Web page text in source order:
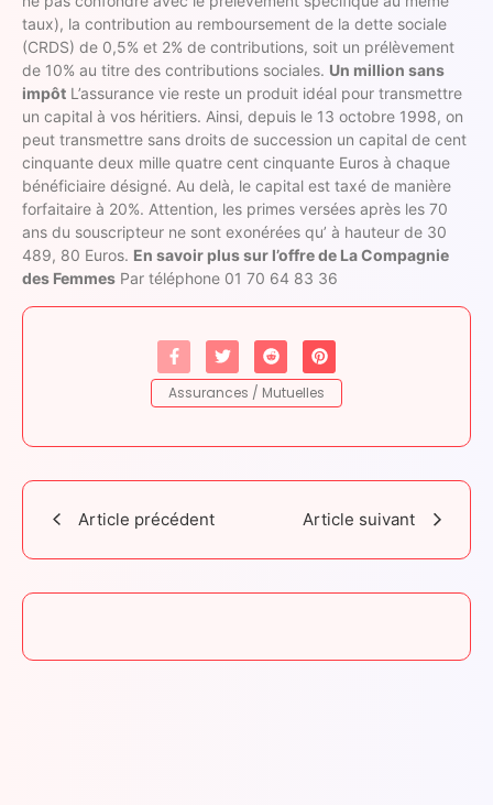
taux), la contribution au remboursement de la dette sociale
(CRDS) de 0,5% et 2% de contributions, soit un prélèvement
de 10% au titre des contributions sociales. Un million sans
impôt L’assurance vie reste un produit idéal pour transmettre
un capital à vos héritiers. Ainsi, depuis le 13 octobre 1998, on
peut transmettre sans droits de succession un capital de cent
cinquante deux mille quatre cent cinquante Euros à chaque
bénéficiaire désigné. Au delà, le capital est taxé de manière
forfaitaire à 20%. Attention, les primes versées après les 70
ans du souscripteur ne sont exonérées qu’ à hauteur de 30
489, 80 Euros. En savoir plus sur l’offre de La Compagnie
des Femmes Par téléphone 01 70 64 83 36
Assurances / Mutuelles
Article précédent Article suivant